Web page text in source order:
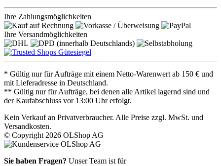
Ihre Zahlungsmöglichkeiten
Ihre Versandmöglichkeiten
* Gültig nur für Aufträge mit einem Netto-Warenwert ab 150 € und
mit Lieferadresse in Deutschland.
** Gültig nur für Aufträge, bei denen alle Artikel lagernd sind und
der Kaufabschluss vor 13:00 Uhr erfolgt.
Kein Verkauf an Privatverbraucher. Alle Preise zzgl. MwSt. und
Versandkosten.
© Copyright 2026 OLShop AG
Sie haben Fragen? Unser Team ist für